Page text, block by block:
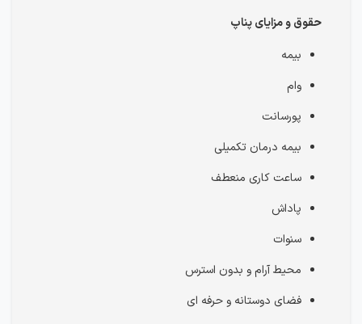
حقوق و مزایای پناپ
بیمه
وام
پورسانت
بیمه درمان تکمیلی
ساعت کاری منعطف
پاداش
سنوات
محیط آرام و بدون استرس
فضای دوستانه و حرفه ای